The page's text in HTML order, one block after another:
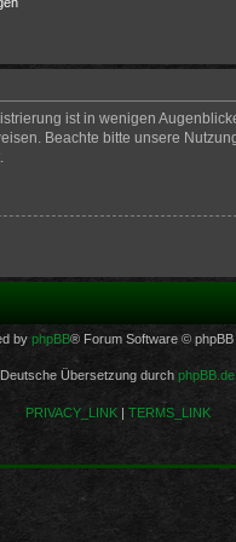
ist in wenigen
Beachte bitte unsere
by phpBB® Forum Software © phpBB
Deutsche Übersetzung durch phpBB.de
PRIVACY_LINK| TERMS_LINK